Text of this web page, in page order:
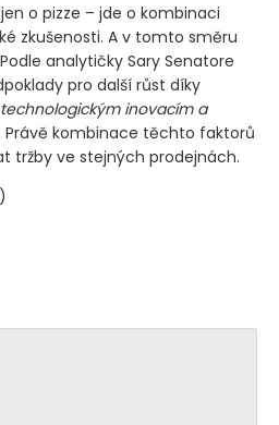
o pizze – jde o kombinaci
zkušenosti. A v tomto směru
analytičky Sary Senatore
pro další růst díky
inovacím a
Právě kombinace těchto faktorů
tržby ve stejných prodejnách.
)